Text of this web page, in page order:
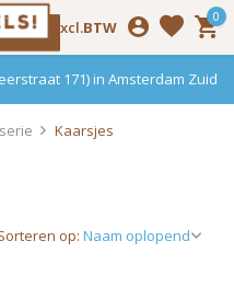
Incl. Excl.BTW
0
Amsterdam Centrum
Kaarsjes
op: